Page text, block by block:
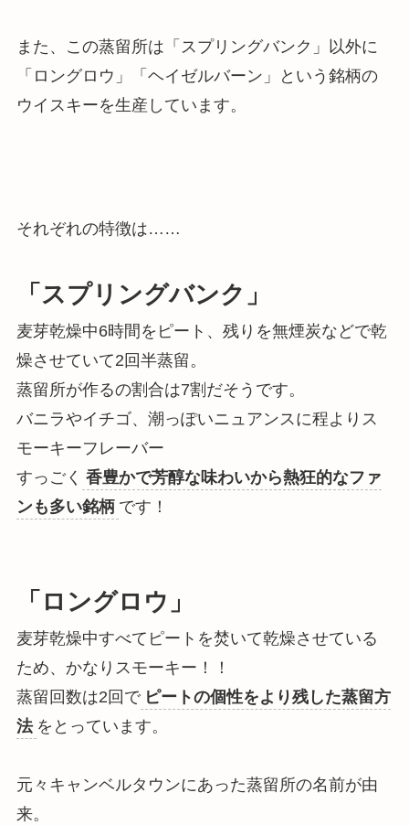
また、この蒸留所は「スプリングバンク」以外に
「ロングロウ」「ヘイゼルバーン」という銘柄の
ウイスキーを生産しています。
それぞれの特徴は……
「スプリングバンク」
麦芽乾燥中6時間をピート、残りを無煙炭などで乾
燥させていて2回半蒸留。
蒸留所が作るの割合は7割だそうです。
バニラやイチゴ、潮っぽいニュアンスに程よりス
モーキーフレーバー
すっごく 香豊かで芳醇な味わいから熱狂的なファ
ンも多い銘柄 です！
「ロングロウ」
麦芽乾燥中すべてピートを焚いて乾燥させている
ため、 かなりスモーキー ！！
蒸留回数は2回で ピートの個性をより残した蒸留方
法 をとっています。
元々キャンベルタウンにあった蒸留所の名前が由
来。